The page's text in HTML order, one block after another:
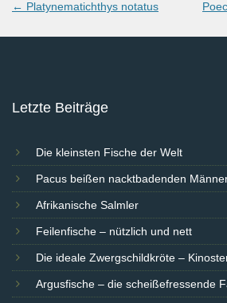
Post
← Platynematichthys notatus
Letzte Beiträge
Die kleinsten Fische der Welt
Pacus beißen nacktbadenden
Afrikanische Salmler
Feilenfische – nützlich und nett
Die ideale Zwergschildkröte –
Argusfische – die scheißefressende